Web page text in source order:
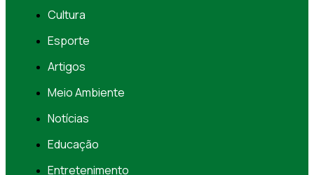
Cultura
Esporte
Artigos
Meio Ambiente
Notícias
Educação
Entretenimento